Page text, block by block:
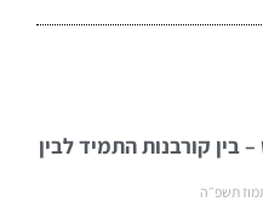
בין קורבנות התמיד לבין
תשפ״ה